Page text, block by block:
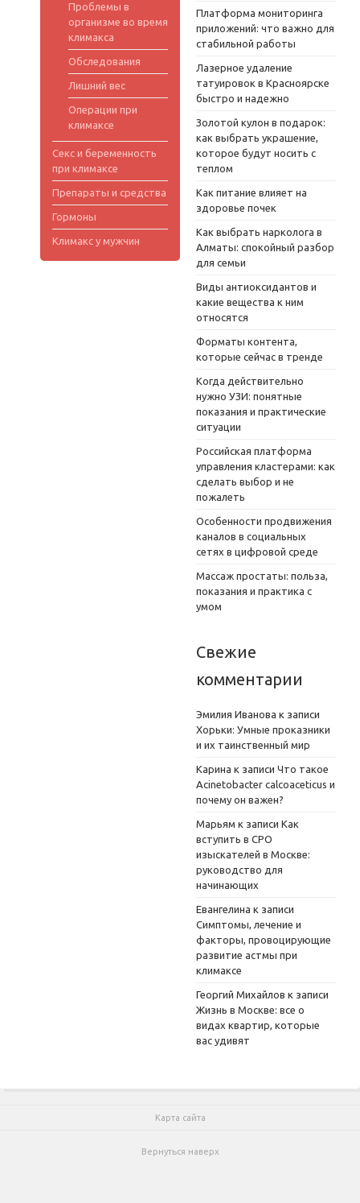
Проблемы в
организме во время
климакса
Обследования
Лишний вес
Операции при
климаксе
Секс и беременность
при климаксе
Препараты и средства
Гормоны
Климакс у мужчин
Платформа мониторинга
приложений: что важно для
стабильной работы
Лазерное удаление
татуировок в Красноярске
быстро и надежно
Золотой кулон в подарок:
как выбрать украшение,
которое будут носить с
теплом
Как питание влияет на
здоровье почек
Как выбрать нарколога в
Алматы: спокойный разбор
для семьи
Виды антиоксидантов и
какие вещества к ним
относятся
Форматы контента,
которые сейчас в тренде
Когда действительно
нужно УЗИ: понятные
показания и практические
ситуации
Российская платформа
управления кластерами: как
сделать выбор и не
пожалеть
Особенности продвижения
каналов в социальных
сетях в цифровой среде
Массаж простаты: польза,
показания и практика с
умом
Свежие
комментарии
Эмилия Иванова к записи
Хорьки: Умные проказники
и их таинственный мир
Карина к записи Что такое
Acinetobacter calcoaceticus и
почему он важен?
Марьям к записи Как
вступить в СРО
изыскателей в Москве:
руководство для
начинающих
Евангелина к записи
Симптомы, лечение и
факторы, провоцирующие
развитие астмы при
климаксе
Георгий Михайлов к записи
Жизнь в Москве: все о
видах квартир, которые
вас удивят
Карта сайта
Вернуться наверх